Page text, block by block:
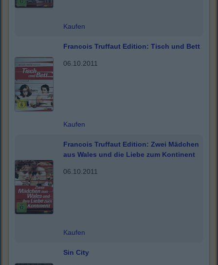
Kaufen
Francois Truffaut Edition: Tisch und Bett
06.10.2011
Kaufen
Francois Truffaut Edition: Zwei Mädchen
aus Wales und die Liebe zum Kontinent
06.10.2011
Kaufen
Sin City